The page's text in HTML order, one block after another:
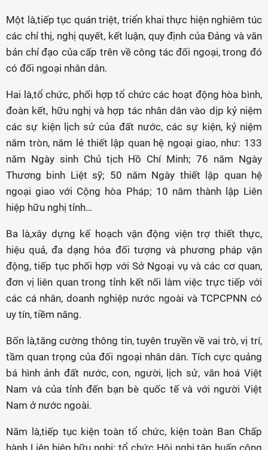
Một là,tiếp tục quán triệt, triển khai thực hiện nghiêm túc
các chỉ thị, nghị quyết, kết luận, quy định của Đảng và văn
bản chỉ đạo của cấp trên về công tác đối ngoại, trong đó
có đối ngoại nhân dân.
Hai là,tổ chức, phối hợp tổ chức các hoạt động hòa bình,
đoàn kết, hữu nghị và hợp tác nhân dân vào dịp kỷ niệm
các sự kiện lịch sử của đất nước, các sự kiện, kỷ niệm
năm tròn, năm lẻ thiết lập quan hệ ngoại giao, như: 133
năm Ngày sinh Chủ tịch Hồ Chí Minh; 76 năm Ngày
Thương binh Liệt sỹ; 50 năm Ngày thiết lập quan hệ
ngoại giao với Cộng hòa Pháp; 10 năm thành lập Liên
hiệp hữu nghị tỉnh…
Ba là,xây dựng kế hoạch vận động viện trợ thiết thực,
hiệu quả, đa dạng hóa đối tượng và phương pháp vận
động, tiếp tục phối hợp với Sở Ngoại vụ và các cơ quan,
đơn vị liên quan trong tỉnh kết nối làm việc trực tiếp với
các cá nhân, doanh nghiệp nước ngoài và TCPCPNN có
uy tín, tiềm năng.
Bốn là,tăng cường thông tin, tuyên truyền về vai trò, vị trí,
tầm quan trọng của đối ngoại nhân dân. Tích cực quảng
bá hình ảnh đất nước, con, người, lịch sử, văn hoá Việt
Nam và của tỉnh đến bạn bè quốc tế và với người Việt
Nam ở nước ngoài.
Năm là,tiếp tục kiện toàn tổ chức, kiện toàn Ban Chấp
hành Liên hiệp hữu nghị; tổ chức Hội nghị tập huấn công